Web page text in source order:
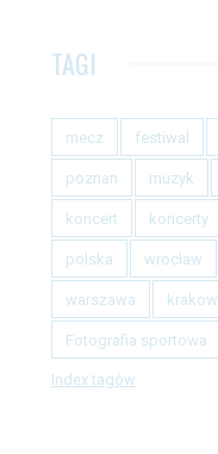
TAGI
mecz festiwal
poznan muzyk
koncert koncerty
polska wroclaw
warszawa krakow
Fotografia sportowa
Index tagów